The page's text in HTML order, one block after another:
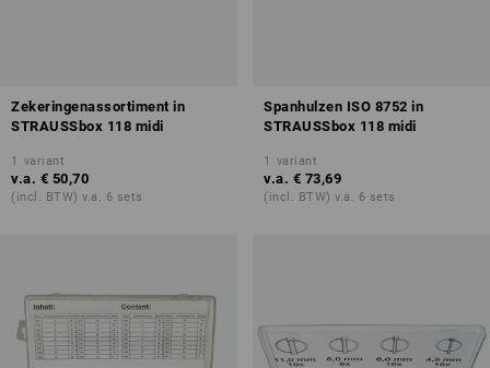
Zekeringenassortiment in
STRAUSSbox 118 midi
1 variant
v.a. € 50,70
(incl. BTW) v.a. 6 sets
Spanhulzen ISO 8752 in
STRAUSSbox 118 midi
1 variant
v.a. € 73,69
(incl. BTW) v.a. 6 sets